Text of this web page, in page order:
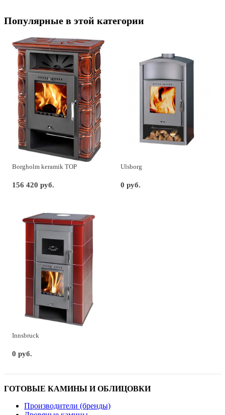
Популярные в этой категории
Borgholm keramik TOP
156 420 руб.
Ulsborg
0 руб.
Innsbruck
0 руб.
ГОТОВЫЕ КАМИНЫ И ОБЛИЦОВКИ
Производители (бренды)